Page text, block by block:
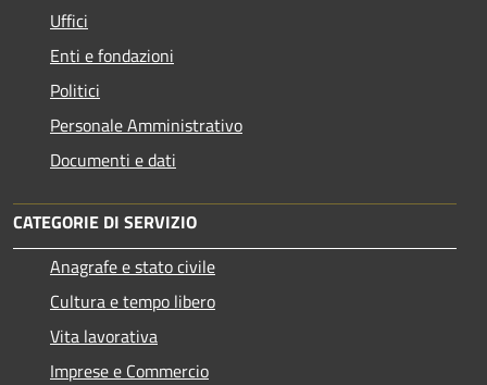
Uffici
Enti e fondazioni
Politici
Personale Amministrativo
Documenti e dati
CATEGORIE DI SERVIZIO
Anagrafe e stato civile
Cultura e tempo libero
Vita lavorativa
Imprese e Commercio